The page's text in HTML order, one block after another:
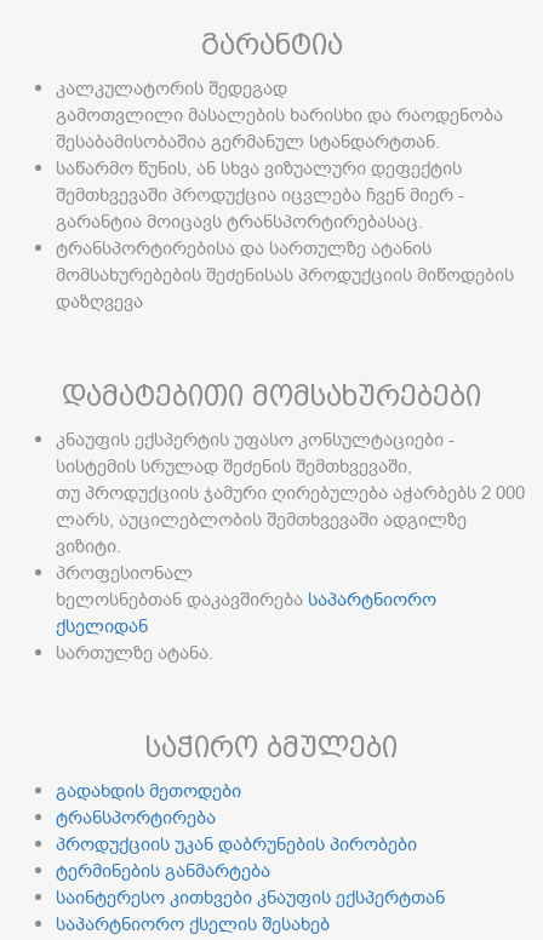
გარანტია
კალკულატორის შედეგად
გამოთვლილი მასალების ხარისხი და რაოდენობა
შესაბამისობაშია გერმანულ სტანდარტთან.
საწარმო წუნის, ან სხვა ვიზუალური დეფექტის
შემთხვევაში პროდუქცია იცვლება ჩვენ მიერ -
გარანტია მოიცავს ტრანსპორტირებასაც.
ტრანსპორტირებისა და სართულზე ატანის
მომსახურებების შეძენისას პროდუქციის მიწოდების
დაზღვევა
დამატებითი მომსახურებები
კნაუფის ექსპერტის უფასო კონსულტაციები -
სისტემის სრულად შეძენის შემთხვევაში,
თუ პროდუქციის ჯამური ღირებულება აჭარბებს 2 000
ლარს, აუცილებლობის შემთხვევაში ადგილზე
ვიზიტი.
პროფესიონალ
ხელოსნებთან დაკავშირება საპარტნიორო
ქსელიდან
სართულზე ატანა.
საჭირო ბმულები
გადახდის მეთოდები
ტრანსპორტირება
პროდუქციის უკან დაბრუნების პირობები
ტერმინების განმარტება
საინტერესო კითხვები კნაუფის ექსპერტთან
საპარტნიორო ქსელის შესახებ